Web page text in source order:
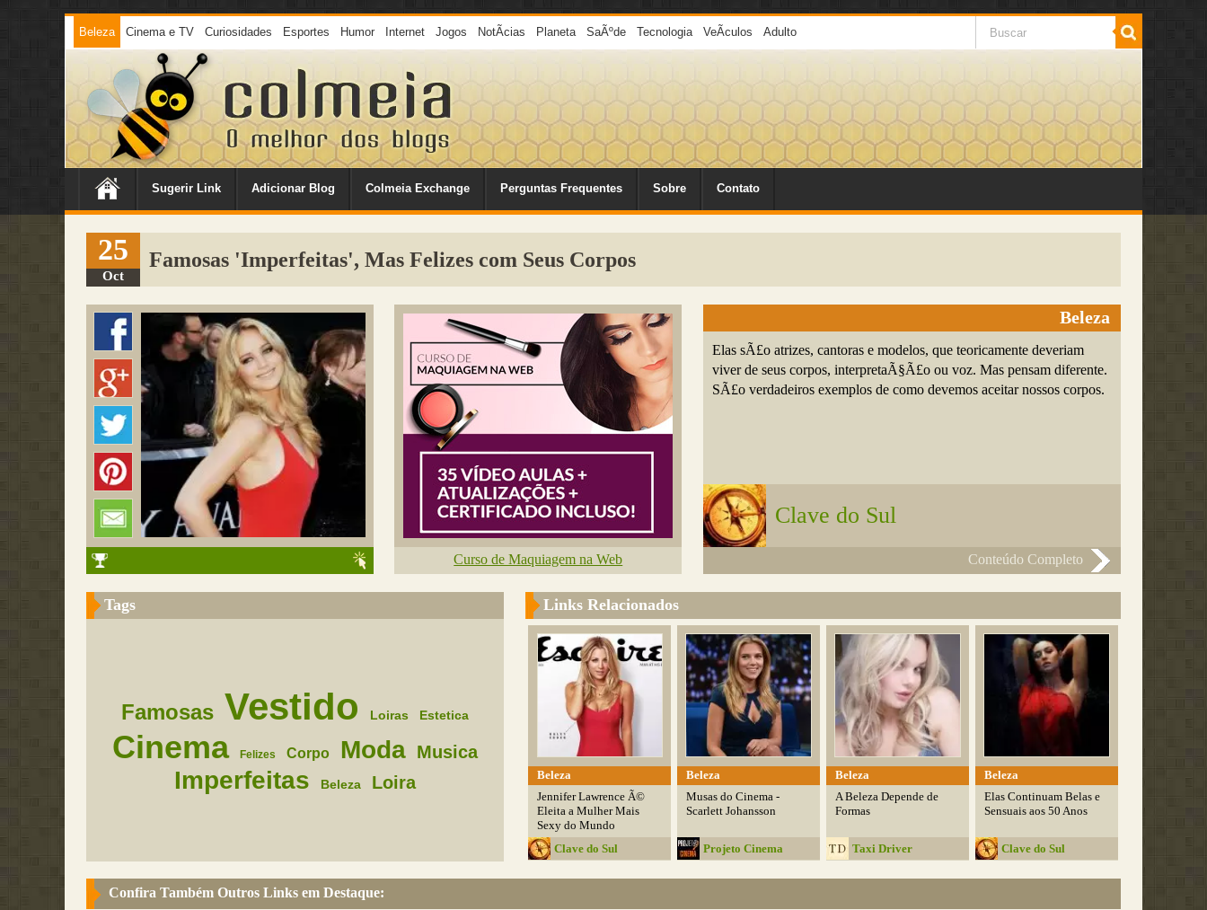
Beleza Cinema e TV Curiosidades Esportes Humor Internet Jogos NotÃ­cias Planeta SaÃºde Tecnologia VeÃ­culos Adulto
Sugerir Link Adicionar Blog Colmeia Exchange Perguntas Frequentes Sobre Contato
25
Oct
Famosas 'Imperfeitas', Mas Felizes com Seus Corpos
Curso de Maquiagem na Web
Beleza
Elas sÃ£o atrizes, cantoras e modelos, que teoricamente deveriam
viver de seus corpos, interpretaÃ§Ã£o ou voz. Mas pensam diferente.
SÃ£o verdadeiros exemplos de como devemos aceitar nossos corpos.
Clave do Sul
Conteúdo Completo
Tags
Famosas Vestido Loiras Estetica
Cinema Felizes Corpo Moda Musica
Imperfeitas Beleza Loira
Links Relacionados
Beleza
Jennifer Lawrence Ã©
Eleita a Mulher Mais
Sexy do Mundo
Clave do Sul
Beleza
Musas do Cinema -
Scarlett Johansson
Projeto Cinema
Beleza
A Beleza Depende de
Formas
Taxi Driver
Beleza
Elas Continuam Belas e
Sensuais aos 50 Anos
Clave do Sul
Confira Também Outros Links em Destaque: